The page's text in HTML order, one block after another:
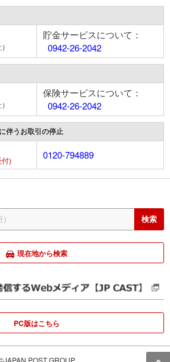
貯金サービスについて：
0942-26-2042
保険サービスについて：
0942-26-2042
伴うお取引の停止
付)
0120-794889
現在地から検索
PC版はこちら